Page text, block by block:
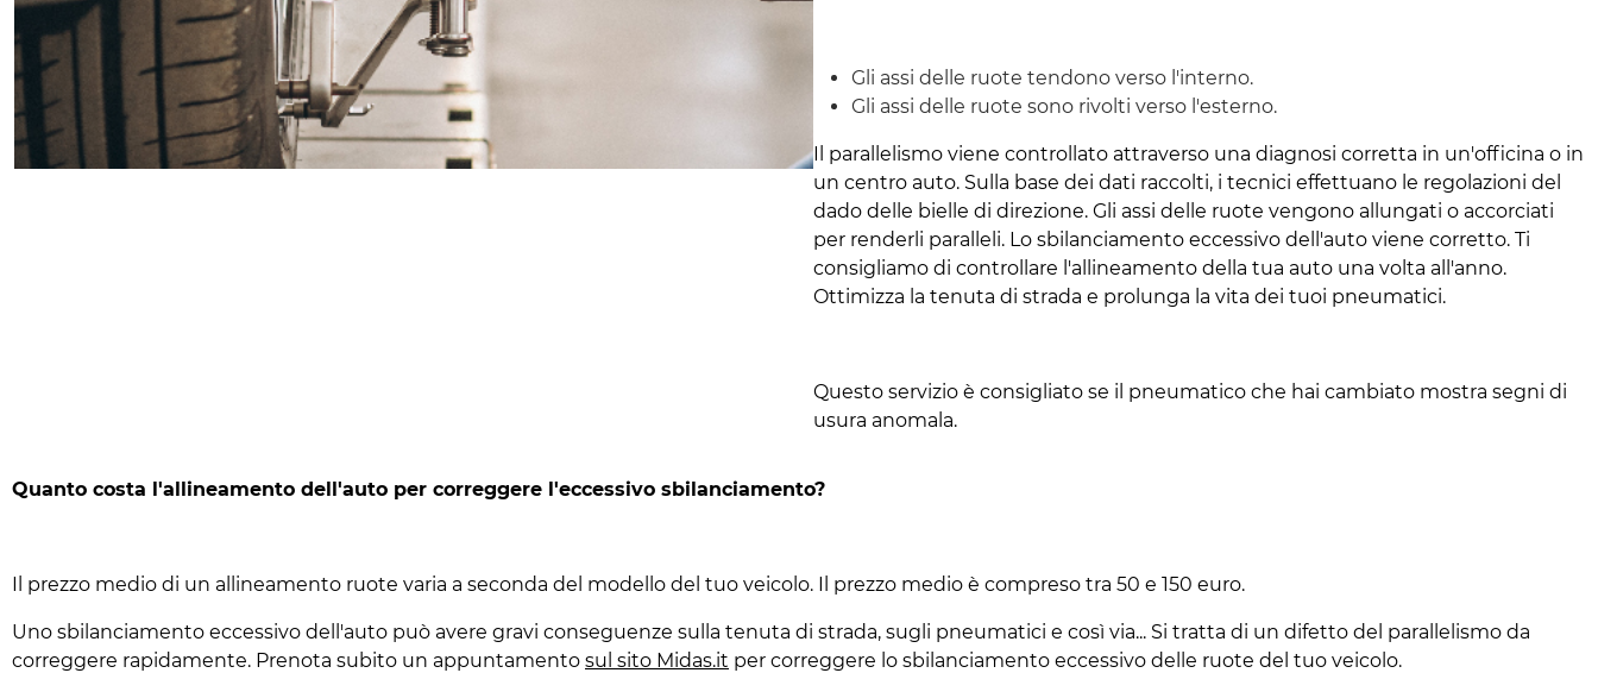
Gli assi delle ruote tendono verso l'interno.
Gli assi delle ruote sono rivolti verso l'esterno.
Il parallelismo viene controllato attraverso una diagnosi corretta in un'officina o in
un centro auto. Sulla base dei dati raccolti, i tecnici effettuano le regolazioni del
dado delle bielle di direzione. Gli assi delle ruote vengono allungati o accorciati
per renderli paralleli. Lo sbilanciamento eccessivo dell'auto viene corretto. Ti
consigliamo di controllare l'allineamento della tua auto una volta all'anno.
Ottimizza la tenuta di strada e prolunga la vita dei tuoi pneumatici.
Questo servizio è consigliato se il pneumatico che hai cambiato mostra segni di
usura anomala.
Quanto costa l'allineamento dell'auto per correggere l'eccessivo sbilanciamento?
Il prezzo medio di un allineamento ruote varia a seconda del modello del tuo veicolo. Il prezzo medio è compreso tra 50 e 150 euro.
Uno sbilanciamento eccessivo dell'auto può avere gravi conseguenze sulla tenuta di strada, sugli pneumatici e così via... Si tratta di un difetto del parallelismo da
correggere rapidamente. Prenota subito un appuntamento sul sito Midas.it per correggere lo sbilanciamento eccessivo delle ruote del tuo veicolo.